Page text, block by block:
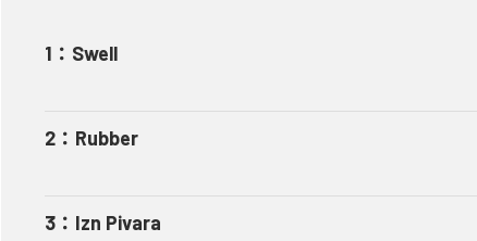
1 ： Swell
2 ： Rubber
3 ： Izn Pivara